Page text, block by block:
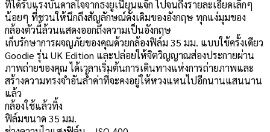
ที่ได้รับแรงบันดาลใจจากธงยูเนี่ยนแจ็ก ไปจนถึงรายละเอียดเล็กๆ
น้อยๆ ที่ชวนให้นึกถึงสัญลักษณ์ดั้งเดิมของอังกฤษ ทุกแง่มุมของ
กล้องตัวนี้ล้วนแสดงออกถึงความเป็นอังกฤษ
เก็บรักษาการผจญภัยของคุณด้วยกล้องฟิล์ม 35 มม. แบบใช้ครั้งเดียว
Goodie รุ่น UK Edition และปล่อยให้จิตวิญญาณส่องประกายผ่าน
ภาพถ่ายของคุณ ได้เวลาเริ่มต้นการเดินทางแห่งการถ่ายภาพและ
สร้างความทรงจำอันล้ำค่าที่จะคงอยู่ให้หวงแหนไปอีกนานแสนนาน
แล้ว
กล้องใช้แล้วทิ้ง
ฟิล์มขนาด 35 มม.